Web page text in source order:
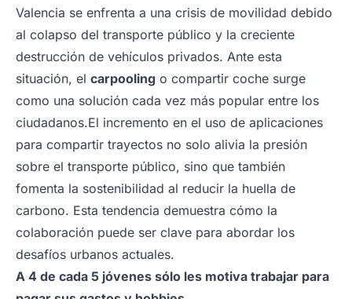
Valencia se enfrenta a una crisis de movilidad debido
al colapso del transporte público y la creciente
destrucción de vehículos privados. Ante esta
situación, el carpooling o compartir coche surge
como una solución cada vez más popular entre los
ciudadanos.El incremento en el uso de aplicaciones
para compartir trayectos no solo alivia la presión
sobre el transporte público, sino que también
fomenta la sostenibilidad al reducir la huella de
carbono. Esta tendencia demuestra cómo la
colaboración puede ser clave para abordar los
desafíos urbanos actuales.
A 4 de cada 5 jóvenes sólo les motiva trabajar para